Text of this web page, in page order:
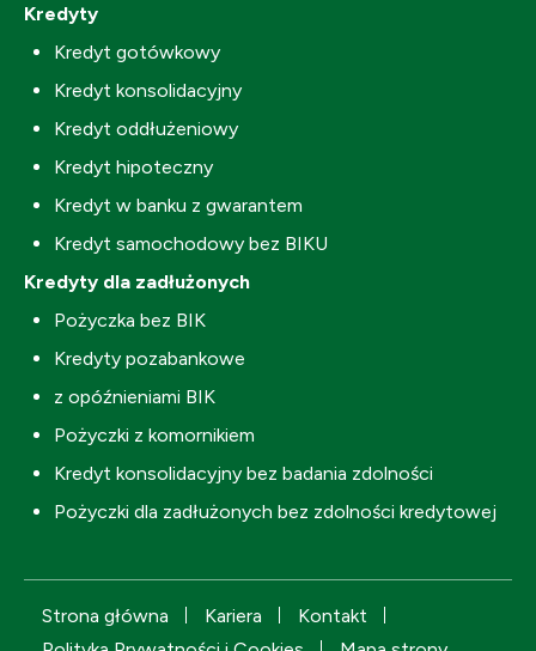
Kredyty
Kredyt gotówkowy
Kredyt konsolidacyjny
Kredyt oddłużeniowy
Kredyt hipoteczny
Kredyt w banku z gwarantem
Kredyt samochodowy bez BIKU
Kredyty dla zadłużonych
Pożyczka bez BIK
Kredyty pozabankowe
z opóźnieniami BIK
Pożyczki z komornikiem
Kredyt konsolidacyjny bez badania zdolności
Pożyczki dla zadłużonych bez zdolności kredytowej
Strona główna Kariera
Kontakt